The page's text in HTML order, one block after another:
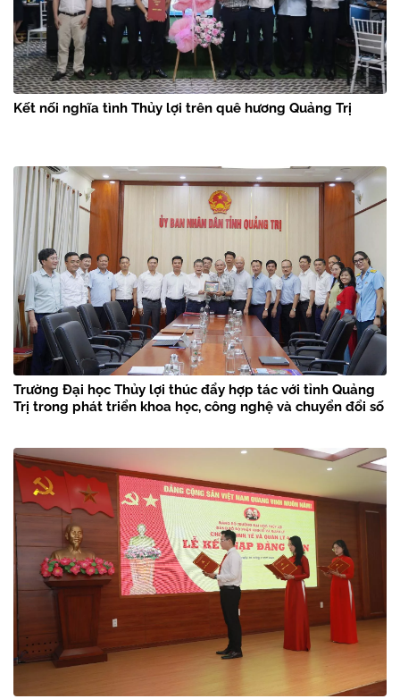
Kết nối nghĩa tình Thủy lợi trên quê hương Quảng Trị
Trường Đại học Thủy lợi thúc đẩy hợp tác với tỉnh Quảng
Trị trong phát triển khoa học, công nghệ và chuyển đổi số